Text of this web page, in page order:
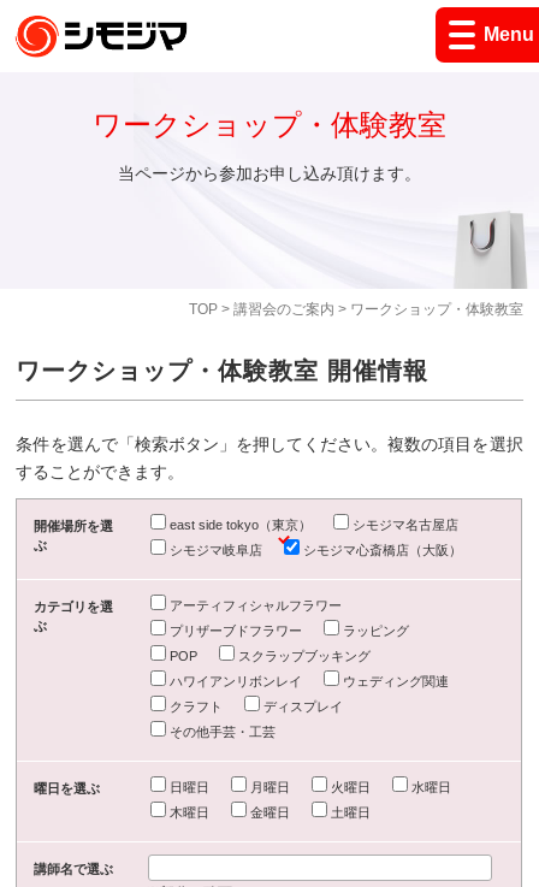
Menu
TOP> 講習会のご案内 > ワークショップ・体験教室
ワークショップ・体験教室
当ページから参加お申し込み頂けます。
ワークショップ・体験教室 開催情報
条件を選んで「検索ボタン」を押してください。複数の項目を選択
することができます。
開催場所を選
ぶ
east side tokyo（東京）
シモジマ名古屋店
シモジマ岐阜店
シモジマ心斎橋店（大阪）
カテゴリを選
ぶ
アーティフィシャルフラワー
プリザーブドフラワー
ラッピング
POP
スクラップブッキング
ハワイアンリボンレイ
ウェディング関連
クラフト
ディスプレイ
その他手芸・工芸
曜日を選ぶ 日曜日 月曜日 火曜日
水曜日
木曜日
金曜日 土曜日
講師名で選ぶ